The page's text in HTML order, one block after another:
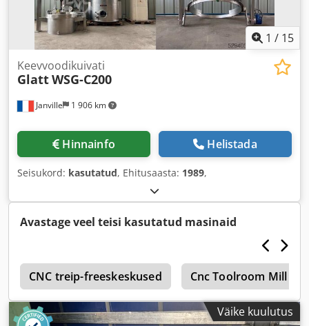
1 / 15
Janville 1 906 km
Keevvoodikuivati
GlattWSG-C200
Hinnainfo Helistada
Seisukord: kasutatud, Ehitusaasta: 1989,
Avastage veel teisi kasutatud masinaid
CNC treip-freeskeskused Cnc Toolroom Mill
Väike kuulutus